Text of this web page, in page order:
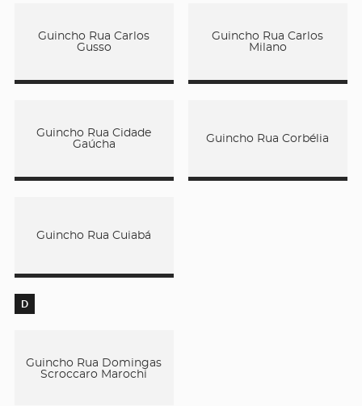
Guincho Rua Carlos
Gusso
Guincho Rua Carlos
Milano
Guincho Rua Cidade
Gaúcha
Guincho Rua Corbélia
Guincho Rua Cuiabá
D
Guincho Rua Domingas
Scroccaro Marochi